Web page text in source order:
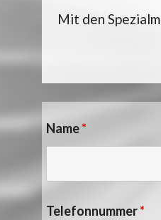
Mit den
Name*
Telefonnummer*